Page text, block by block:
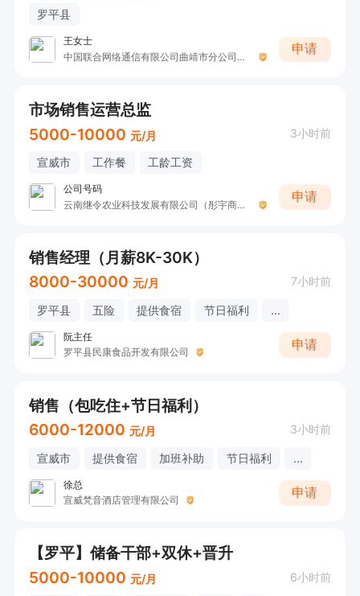
罗平县
王女士
中国联合网络通信有限公司曲靖市分公司（中国联通）
申请
市场销售运营总监
5000-10000 元/月 3小时前
宣威市 工作餐 工龄工资
公司号码
云南继令农业科技发展有限公司（彤宇商贸）
申请
销售经理（月薪8K-30K）
8000-30000 元/月 7小时前
罗平县 五险 提供食宿 节日福利 ...
阮主任
罗平县民康食品开发有限公司
申请
销售（包吃住+节日福利）
6000-12000 元/月 3小时前
宣威市 提供食宿 加班补助 节日福利 ...
徐总
宣威梵音酒店管理有限公司
申请
【罗平】储备干部+双休+晋升
5000-10000 元/月 6小时前